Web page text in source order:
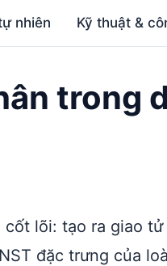
nhiên Kỹ thuật &
trong
cốt lõi: tạo ra giao
đặc trưng của